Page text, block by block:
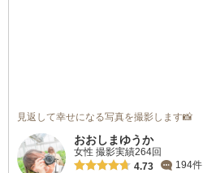
見返して幸せになる写真を撮影します📸
おおしまゆうか
女性 撮影実績264回
4.73
194件